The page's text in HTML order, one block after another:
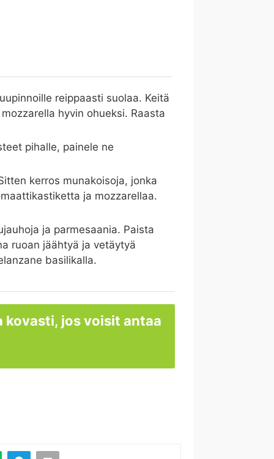
reippaasti suolaa. Keitä
hyvin ohueksi. Raasta
pihalle, painele ne
kerros munakoisoja, jonka
ja mozzarellaa.
ja parmesaania. Paista
ruoan jäähtyä ja vetäytyä
basilikalla.
kovasti, jos voisit antaa